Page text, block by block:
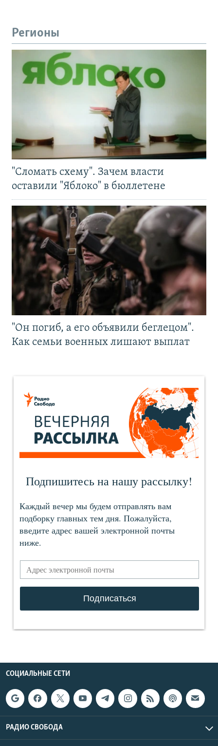
Регионы
"Сломать схему". Зачем власти
оставили "Яблоко" в бюллетене
"Он погиб, а его объявили беглецом".
Как семьи военных лишают выплат
СОЦИАЛЬНЫЕ СЕТИ
РАДИО СВОБОДА